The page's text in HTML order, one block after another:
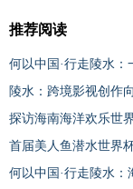
推荐阅读
何以中国·行走陵水：
陵水：跨境影视创作
探访海南海洋欢乐世
首届美人鱼潜水世界
何以中国·行走陵水：